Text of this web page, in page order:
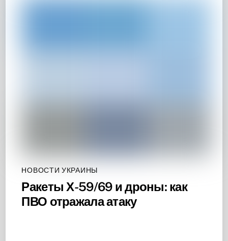
НОВОСТИ УКРАИНЫ
Ракеты Х-59/69 и дроны: как
ПВО отражала атаку